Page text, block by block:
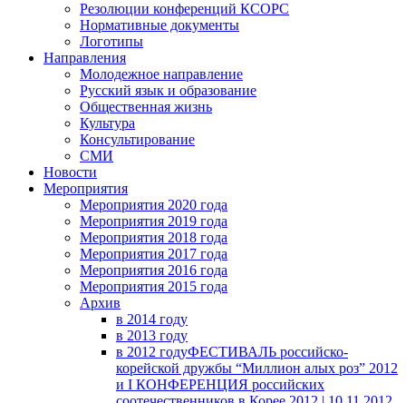
Резолюции конференций КСОРС
Нормативные документы
Логотипы
Направления
Молодежное направление
Русский язык и образование
Общественная жизнь
Культура
Консультирование
СМИ
Новости
Мероприятия
Мероприятия 2020 года
Мероприятия 2019 года
Мероприятия 2018 годa
Мероприятия 2017 года
Мероприятия 2016 года
Мероприятия 2015 года
Архив
в 2014 году
в 2013 году
в 2012 годуФЕСТИВАЛЬ российско-
корейской дружбы “Миллион алых роз” 2012
и I КОНФЕРЕНЦИЯ российских